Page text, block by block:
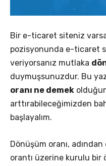
Bir e-ticaret siteniz
pozisyonunda e-ticaret
veriyorsanız mutlaka
duymuşsunuzdur. Bu
oranı ne demek
arttırabileceğimizden
başlayalım.
Dönüşüm oranı,
orantı üzerine kurulu bir